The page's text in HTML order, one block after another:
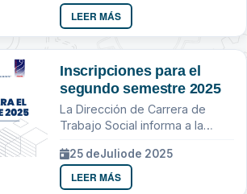
LEER MÁS
Inscripciones para el
segundo semestre 2025
La Dirección de Carrera de
Trabajo Social informa a la
inscripciones para el segundo
semestre 2025 se realizaran...
25 deJuliode 2025
LEER MÁS